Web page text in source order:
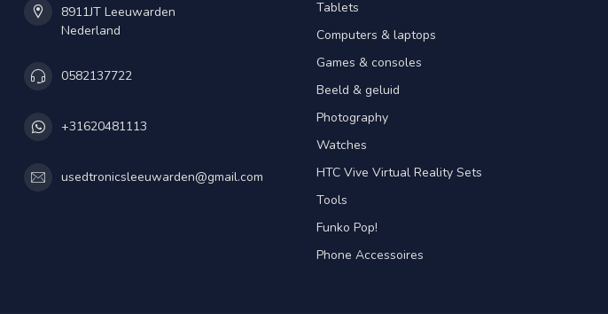
8911JT Leeuwarden
Nederland
0582137722
+31620481113
usedtronicsleeuwarden@gmail.com
Tablets
Computers & laptops
Games & consoles
Beeld & geluid
Photography
Watches
HTC Vive Virtual Reality Sets
Tools
Funko Pop!
Phone Accessoires